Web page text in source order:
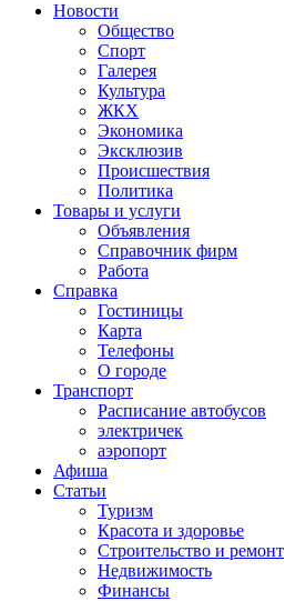
Новости
Общество
Спорт
Галерея
Культура
ЖКХ
Экономика
Эксклюзив
Проиcшествия
Политика
Товары и услуги
Объявления
Справочник фирм
Работа
Справка
Гостиницы
Карта
Телефоны
О городе
Транспорт
Расписание автобусов
электричек
аэропорт
Афиша
Статьи
Туризм
Красота и здоровье
Строительство и ремонт
Недвижимость
Финансы